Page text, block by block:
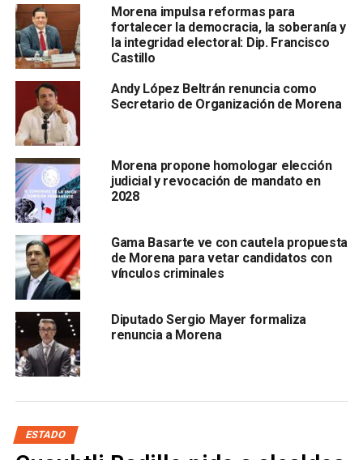
yenmarcado en la coalición, podría haber
resoluciones entre PVEM y Morena en los comités
nacionales
“Hay muchos procesos que tienen que pasar para
llegar a una elección y paraescoger perfiles. Por
supuesto es una decisión que tendrá que tomarse, y en
muchas de las ocasiones, podría mencionar por
experiencia, quizás entre elNacional tendría que
arreglarse justamente todos y cada uno de estos
escalafones”
.
a la militancia
paridad de género, siempre en cumplimiento de sus
Morena impulsa reformas para
fortalecer la democracia, la soberanía y
la integridad electoral: Dip. Francisco
Castillo
Andy López Beltrán renuncia como
Secretario de Organización de Morena
Morena propone homologar elección
judicial y revocación de mandato en
2028
Gama Basarte ve con cautela propuesta
de Morena para vetar candidatos con
vínculos criminales
Diputado Sergio Mayer formaliza
renuncia a Morena
ESTADO